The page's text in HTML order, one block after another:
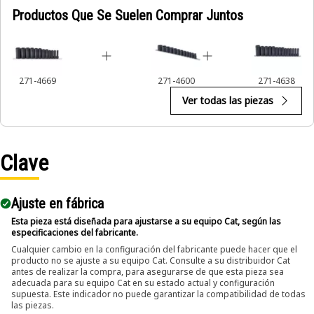
Productos Que Se Suelen Comprar Juntos
271-4669 271-4600 271-4638
Ver todas las piezas
Clave
Ajuste en fábrica
Esta pieza está diseñada para ajustarse a su equipo Cat, según las
especificaciones del fabricante.
Cualquier cambio en la configuración del fabricante puede hacer que el
producto no se ajuste a su equipo Cat. Consulte a su distribuidor Cat
antes de realizar la compra, para asegurarse de que esta pieza sea
adecuada para su equipo Cat en su estado actual y configuración
supuesta. Este indicador no puede garantizar la compatibilidad de todas
las piezas.